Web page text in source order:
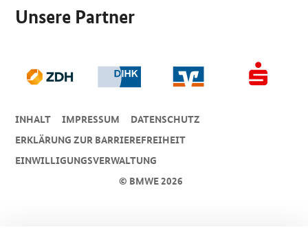
Unsere Partner
© BMWE 2026
INHALT IMPRESSUM
DA­TEN­SCHUTZ
ERKLÄRUNG ZUR BARRIEREFREIHEIT
EINWILLIGUNGSVERWALTUNG